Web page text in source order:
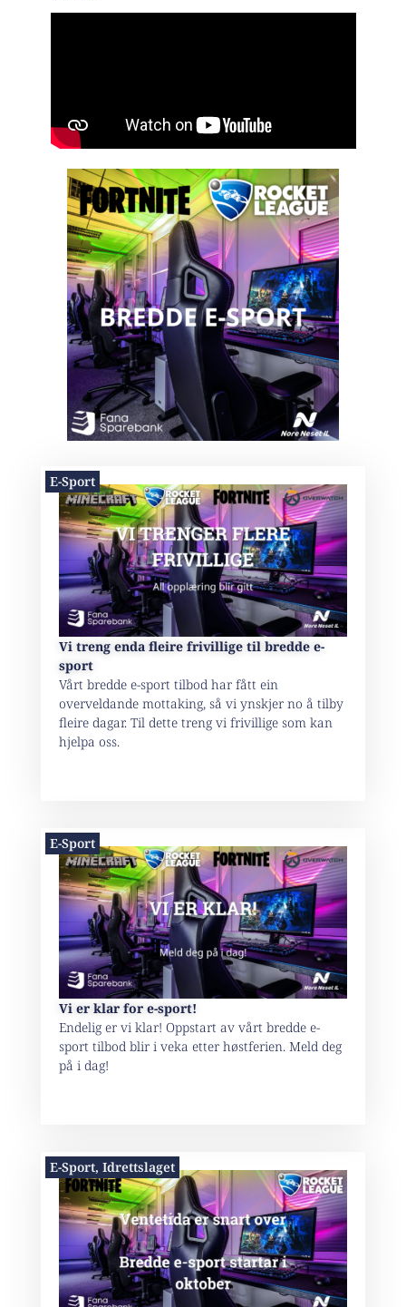
Vi treng enda fleire frivillige til bredde e-
sport
Vårt bredde e-sport tilbod har fått ein
overveldande mottaking, så vi ynskjer no å tilby
fleire dagar. Til dette treng vi frivillige som kan
hjelpa oss.
E-Sport
Vi er klar for e-sport!
Endelig er vi klar! Oppstart av vårt bredde e-
sport tilbod blir i veka etter høstferien. Meld deg
på i dag!
E-Sport
E-Sport, Idrettslaget